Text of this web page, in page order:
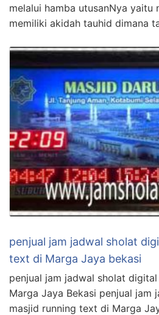
melalui hamba utusanNya yaitu
memiliki akidah tauhid dimana
penjual jam jadwal sholat
text di Marga Jaya bekasi
penjual jam jadwal sholat
Marga Jaya Bekasi penjual jam
masjid running text di Marga